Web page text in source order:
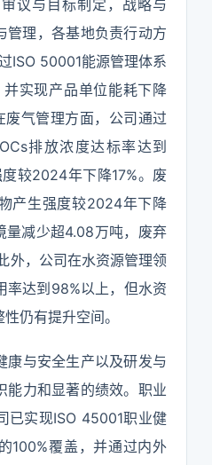
议与目标制定，战略与
管理，各基地负责行动方
ISO 50001能源管理体系
实现产品单位能耗下降
气管理方面，公司通过
排放浓度达标率达到
较2024年下降17%。废
产生强度较2024年下降
量减少超4.08万吨，废弃
外，公司在水资源管理领
率达到98%以上，但水资
仍有提升空间。
康与安全生产以及研发与
能力和显著的绩效。职业
已实现ISO 45001职业健
100%覆盖，并通过内外